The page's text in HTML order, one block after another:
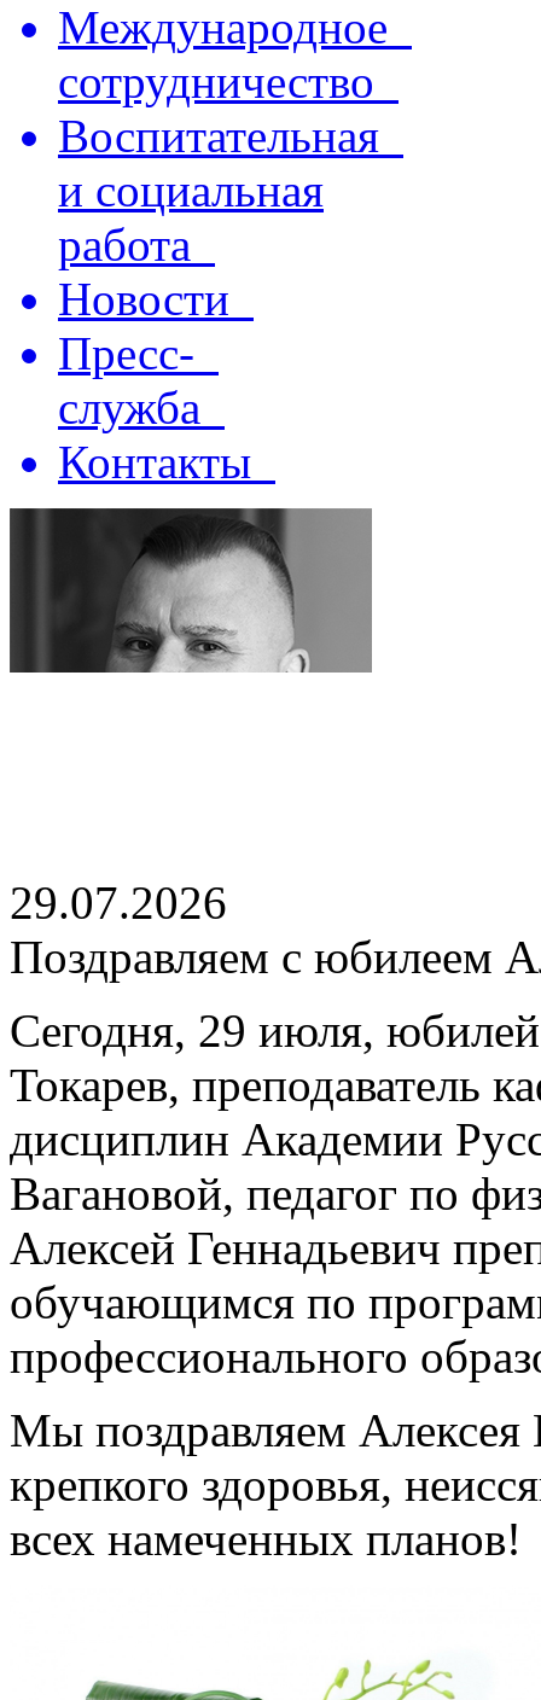
Международное
сотрудничество
Воспитательная
и социальная
работа
Новости
Пресс-
служба
Контакты
29.07.2026
Поздравляем с юбилеем
Сегодня, 29 июля,
Токарев, преподаватель
дисциплин Академии
Вагановой, педагог по
Алексей Геннадьевич
обучающимся по
профессионального
Мы поздравляем Алексея
крепкого здоровья,
всех намеченных планов!